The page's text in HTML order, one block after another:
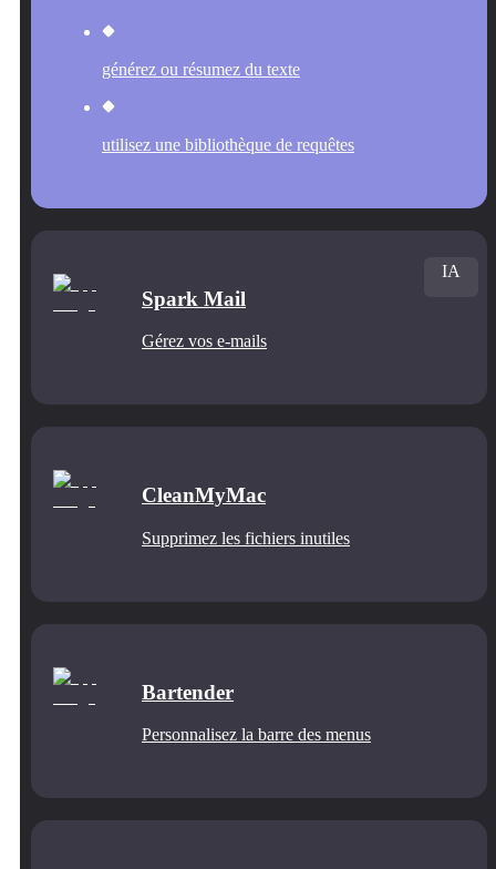
générez ou résumez du texte
utilisez une bibliothèque de requêtes
Spark Mail
Gérez vos e-mails
IA
CleanMyMac
Supprimez les fichiers inutiles
Bartender
Personnalisez la barre des menus